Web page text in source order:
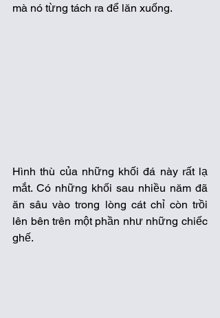
mà nó từng tách ra để lăn xuống.
Hình thù của những khối đá này rất lạ
mắt. Có những khối sau nhiều năm đã
ăn sâu vào trong lòng cát chỉ còn trồi
lên bên trên một phần như những chiếc
ghế.